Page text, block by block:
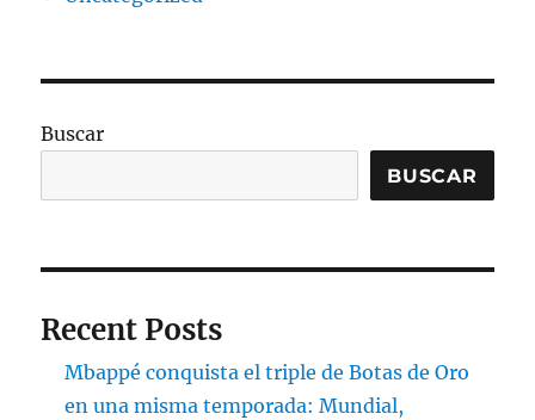
Buscar
BUSCAR
Recent Posts
Mbappé conquista el triple de Botas de Oro
en una misma temporada: Mundial,